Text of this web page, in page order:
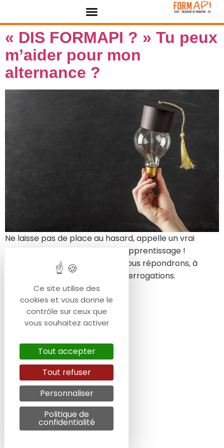
« DIS FORMAPI ? » Tu peux
m’aider pour mon
alternance ?
Ne laisse pas de place au hasard, appelle un vrai
spécialiste de la formation en apprentissage !
Ne dis plus SIRI, DIS FORMAPI ! Nous répondrons, à
travers ce blog, à toutes tes interrogations.
Panneau de gestion des cookies
Ce site utilise des
cookies et vous donne le
contrôle sur ceux que
vous souhaitez activer
Tout accepter
Tout refuser
Personnaliser
Politique de
confidentialité